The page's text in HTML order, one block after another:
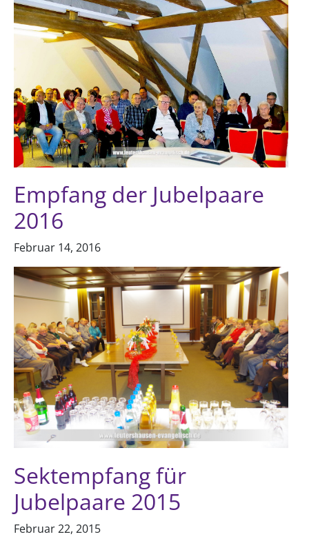
Empfang der Jubelpaare
2016
Februar 14, 2016
Sektempfang für
Jubelpaare 2015
Februar 22, 2015